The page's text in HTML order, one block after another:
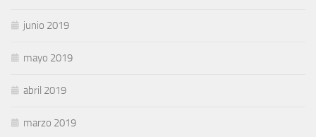
junio 2019
mayo 2019
abril 2019
marzo 2019